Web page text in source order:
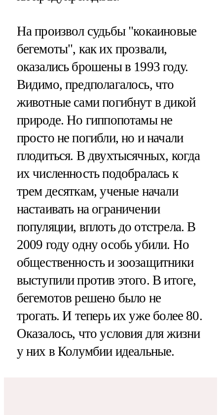
На произвол судьбы "кокаиновые
бегемоты", как их прозвали,
оказались брошены в 1993 году.
Видимо, предполагалось, что
животные сами погибнут в дикой
природе. Но гиппопотамы не
просто не погибли, но и начали
плодиться. В двухтысячных, когда
их численность подобралась к
трем десяткам, ученые начали
настаивать на ограничении
популяции, вплоть до отстрела. В
2009 году одну особь убили. Но
общественность и зоозащитники
выступили против этого. В итоге,
бегемотов решено было не
трогать. И теперь их уже более 80.
Оказалось, что условия для жизни
у них в Колумбии идеальные.